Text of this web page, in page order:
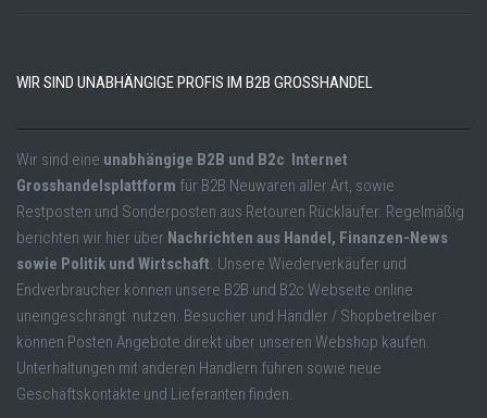
WIR SIND UNABHÄNGIGE PROFIS IM B2B GROSSHANDEL
Wir sind eine unabhängige B2B und B2c Internet
Grosshandelsplattform für B2B Neuwaren aller Art, sowie
Restposten und Sonderposten aus Retouren Rückläufer. Regelmäßig
berichten wir hier über Nachrichten aus Handel, Finanzen-News
sowie Politik und Wirtschaft . Unsere Wiederverkäufer und
Endverbraucher können unsere B2B und B2c Webseite online
uneingeschrängt nutzen. Besucher und Händler / Shopbetreiber
können Posten Angebote direkt über unseren Webshop kaufen.
Unterhaltungen mit anderen Händlern führen sowie neue
Geschäftskontakte und Lieferanten finden.